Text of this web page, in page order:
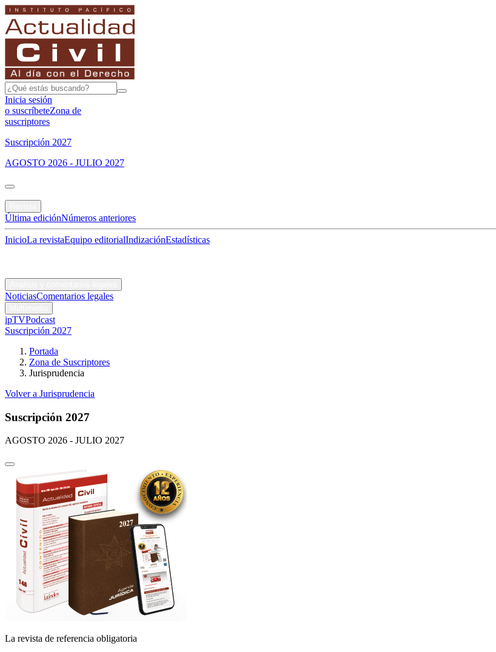
Inicia sesión
o suscríbeteZona de
suscriptores
Suscripción 2027
AGOSTO 2026 - JULIO 2027
Última ediciónNúmeros anteriores
InicioLa revistaEquipo editorialIndizaciónEstadísticas
NoticiasComentarios legales
ipTVPodcast
Suscripción 2027
Portada
Zona de Suscriptores
Jurisprudencia
Volver a Jurisprudencia
Suscripción 2027
AGOSTO 2026 - JULIO 2027
La revista de referencia obligatoria